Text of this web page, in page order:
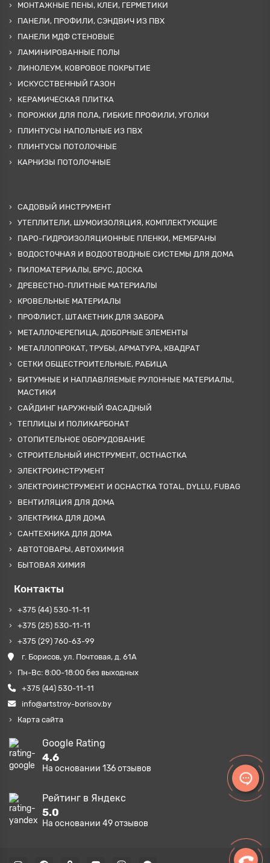
МОНТАЖНЫЕ ПЕНЫ, КЛЕИ, ГЕРМЕТИКИ
ПАНЕЛИ, ПРОФИЛИ, СЭНДВИЧ ИЗ ПВХ
ПАНЕЛИ МДФ СТЕНОВЫЕ
ЛАМИНИРОВАННЫЕ ПОЛЫ
ЛИНОЛЕУМ, КОВРОВОЕ ПОКРЫТИЕ
ИСКУССТВЕННЫЙ ГАЗОН
КЕРАМИЧЕСКАЯ ПЛИТКА
ПОРОЖКИ ДЛЯ ПОЛА, ГИБКИЕ ПРОФИЛИ, УГОЛКИ
ПЛИНТУСЫ НАПОЛЬНЫЕ ИЗ ПВХ
ПЛИНТУСЫ ПОТОЛОЧНЫЕ
КАРНИЗЫ ПОТОЛОЧНЫЕ
САДОВЫЙ ИНСТРУМЕНТ
УТЕПЛИТЕЛИ, ШУМОИЗОЛЯЦИЯ, КОМПЛЕКТУЮЩИЕ
ПАРО-ГИДРОИЗОЛЯЦИОННЫЕ ПЛЕНКИ, МЕМБРАНЫ
ВОДОСТОЧНАЯ И ВОДООТВОДНЫЕ СИСТЕМЫ ДЛЯ ДОМА
ПИЛОМАТЕРИАЛЫ, БРУС, ДОСКА
ДРЕВЕСТНО-ПЛИТНЫЕ МАТЕРИАЛЫ
КРОВЕЛЬНЫЕ МАТЕРИАЛЫ
ПРОФЛИСТ, ШТАКЕТНИК ДЛЯ ЗАБОРА
МЕТАЛЛОЧЕРЕПИЦА, ДОБОРНЫЕ ЭЛЕМЕНТЫ
МЕТАЛЛОПРОКАТ, ТРУБЫ, АРМАТУРА, КВАДРАТ
СЕТКИ ОБЩЕСТРОИТЕЛЬНЫЕ, РАБИЦА
БИТУМНЫЕ И НАПЛАВЛЯЕМЫЕ РУЛОННЫЕ МАТЕРИАЛЫ,
МАСТИКИ
САЙДИНГ НАРУЖНЫЙ ФАСАДНЫЙ
ТЕПЛИЦЫ И ПОЛИКАРБОНАТ
ОТОПИТЕЛЬНОЕ ОБОРУДОВАНИЕ
СТРОИТЕЛЬНЫЙ ИНСТРУМЕНТ, ОСТНАСТКА
ЭЛЕКТРОИНСТРУМЕНТ
ЭЛЕКТРОИНСТРУМЕНТ И ОСНАСТКА TOTAL, DYLLU, FUBAG
ВЕНТИЛЯЦИЯ ДЛЯ ДОМА
ЭЛЕКТРИКА ДЛЯ ДОМА
САНТЕХНИКА ДЛЯ ДОМА
АВТОТОВАРЫ, АВТОХИМИЯ
БЫТОВАЯ ХИМИЯ
Контакты
+375 (44) 530-11-11
+375 (25) 530-11-11
+375 (29) 760-63-99
г. Борисов, ул. Почтовая, д. 61А
Пн-Вс: 8:00-18:00 без выходных
+375 (44) 530-11-11
info@artstroy-borisov.by
Карта сайта
Google Rating
4.6
На основании 136отзывов
Рейтинг в Яндекс
5.0
На основании 49отзывов